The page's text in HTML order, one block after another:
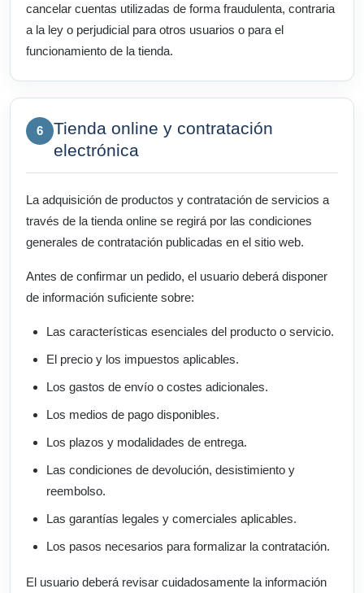
cancelar cuentas utilizadas de forma fraudulenta, contraria
a la ley o perjudicial para otros usuarios o para el
funcionamiento de la tienda.
6
Tienda online y contratación
electrónica
La adquisición de productos y contratación de servicios a
través de la tienda online se regirá por las condiciones
generales de contratación publicadas en el sitio web.
Antes de confirmar un pedido, el usuario deberá disponer
de información suficiente sobre:
Las características esenciales del producto o servicio.
El precio y los impuestos aplicables.
Los gastos de envío o costes adicionales.
Los medios de pago disponibles.
Los plazos y modalidades de entrega.
Las condiciones de devolución, desistimiento y
reembolso.
Las garantías legales y comerciales aplicables.
Los pasos necesarios para formalizar la contratación.
El usuario deberá revisar cuidadosamente la información